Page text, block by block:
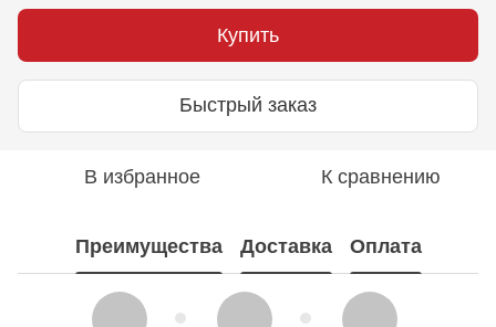
Купить
Быстрый заказ
В избранное К сравнению
Преимущества Доставка Оплата